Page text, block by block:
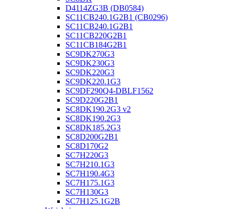
D4114ZG3B (DB0584)
SC11CB240.1G2B1 (CB0296)
SC11CB240.1G2B1
SC11CB220G2B1
SC11CB184G2B1
SC9DK270G3
SC9DK230G3
SC9DK220G3
SC9DK220.1G3
SC9DF290Q4-DBLF1562
SC9D220G2B1
SC8DK190.2G3 v2
SC8DK190.2G3
SC8DK185.2G3
SC8D200G2B1
SC8D170G2
SC7H220G3
SC7H210.1G3
SC7H190.4G3
SC7H175.1G3
SC7H130G3
SC7H125.1G2B